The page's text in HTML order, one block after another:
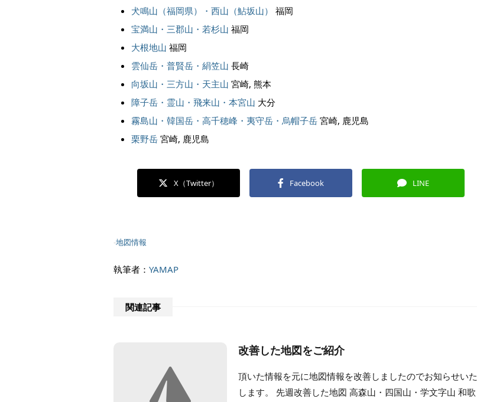
犬鳴山（福岡県）・西山（鮎坂山）
福岡
宝満山・三郡山・若杉山 福岡
大根地山 福岡
雲仙岳・普賢岳・絹笠山 長崎
向坂山・三方山・天主山 宮崎, 熊本
障子岳・霊山・飛来山・本宮山 大分
霧島山・韓国岳・高千穂峰・夷守岳・烏帽子岳 宮崎, 鹿児島
栗野岳 宮崎, 鹿児島
X（Twitter） Facebook LINE
-地図情報
執筆者： YAMAP
関連記事
改善した地図をご紹介
頂いた情報を元に地図情報を改善しましたのでお知らせいた
します。 先週改善した地図 高森山・四国山・学文字山 和歌